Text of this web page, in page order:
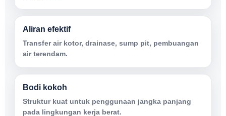
Aliran efektif
Transfer air kotor, drainase, sump pit, pembuangan
air terendam.
Bodi kokoh
Struktur kuat untuk penggunaan jangka panjang
pada lingkungan kerja berat.